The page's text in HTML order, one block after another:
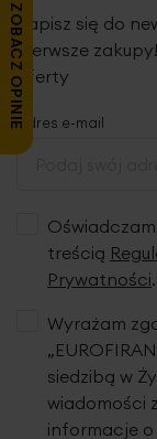
Zapisz się do
pierwsze
oferty
Adres e-mail
treścią
Prywatności.
Wyrażam
siedzibą w
wiadomości
informacje
ZOBACZ OPINIE